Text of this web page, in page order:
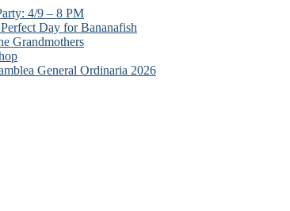
4/9 – 8 PM
Day for Bananafish
Grandmothers
General Ordinaria 2026